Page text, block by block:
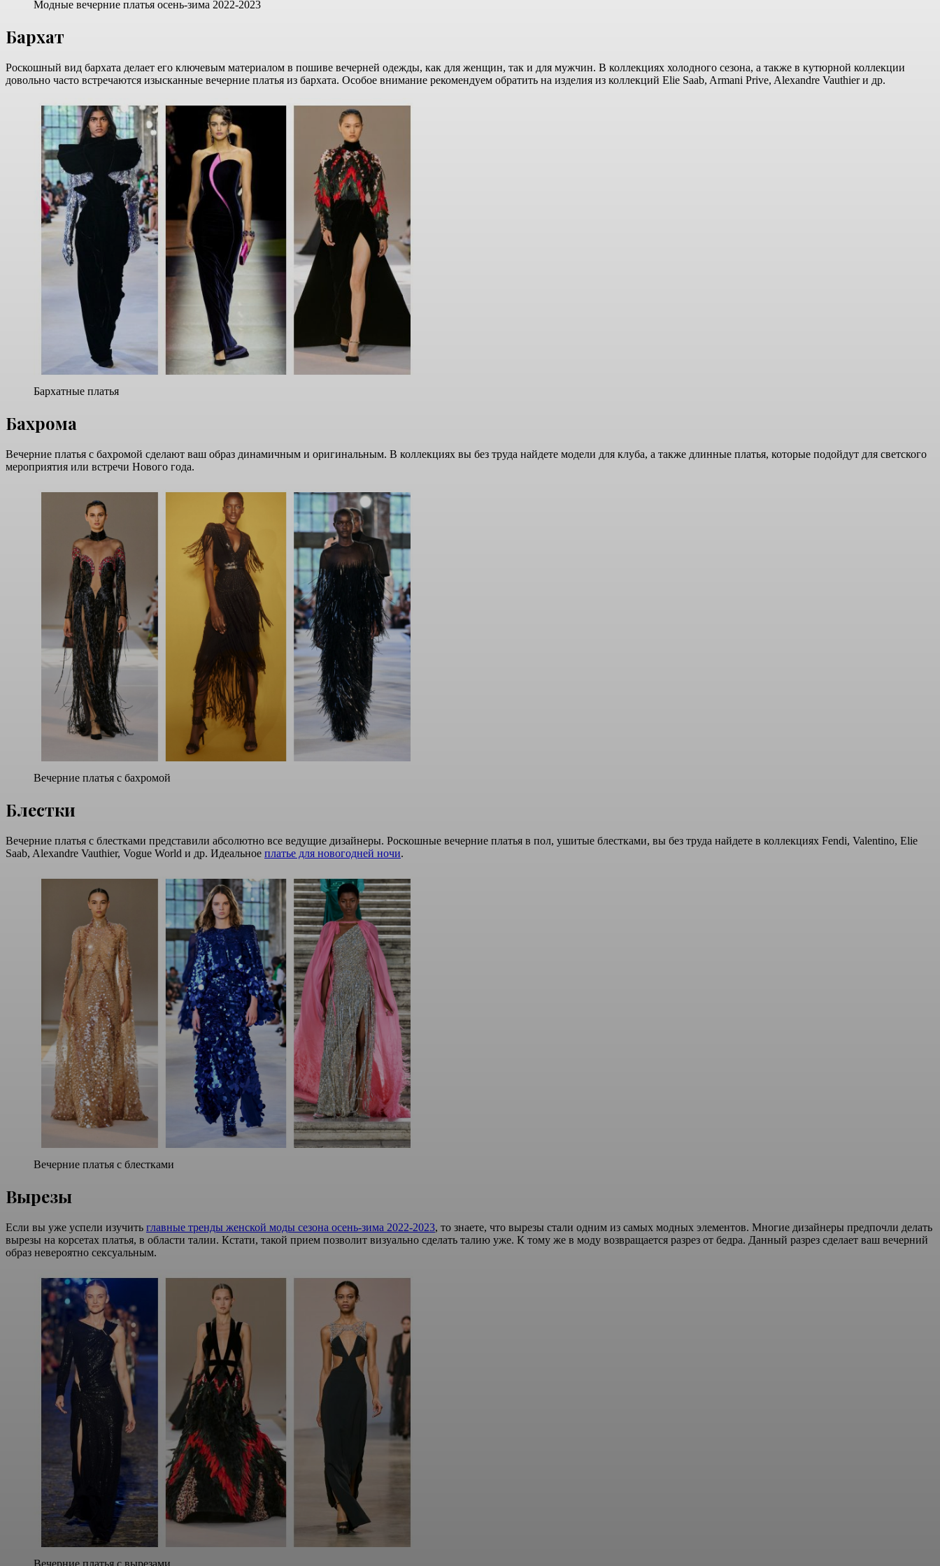
Модные вечерние платья осень-зима 2022-2023
Бархат
Роскошный вид бархата делает его ключевым материалом в пошиве вечерней одежды, как для женщин, так и для мужчин. В коллекциях холодного сезона, а также в кутюрной коллекции
довольно часто встречаются изысканные вечерние платья из бархата. Особое внимание рекомендуем обратить на изделия из коллекций Elie Saab, Armani Prive, Alexandre Vauthier и др.
Бархатные платья
Бахрома
Вечерние платья с бахромой сделают ваш образ динамичным и оригинальным. В коллекциях вы без труда найдете модели для клуба, а также длинные платья, которые подойдут для светского
мероприятия или встречи Нового года.
Вечерние платья с бахромой
Блестки
Вечерние платья с блестками представили абсолютно все ведущие дизайнеры. Роскошные вечерние платья в пол, ушитые блестками, вы без труда найдете в коллекциях Fendi, Valentino, Elie
Saab, Alexandre Vauthier, Vogue World и др. Идеальное платье для новогодней ночи.
Вечерние платья с блестками
Вырезы
Если вы уже успели изучить главные тренды женской моды сезона осень-зима 2022-2023, то знаете, что вырезы стали одним из самых модных элементов. Многие дизайнеры предпочли делать
вырезы на корсетах платья, в области талии. Кстати, такой прием позволит визуально сделать талию уже. К тому же в моду возвращается разрез от бедра. Данный разрез сделает ваш вечерний
образ невероятно сексуальным.
Вечерние платья с вырезами